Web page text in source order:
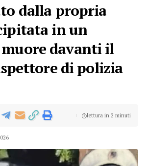
dalla propria
in un
davanti il
di polizia
lettura in 2 minuti